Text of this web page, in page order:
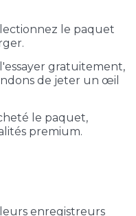
le paquet
gratuitement,
de jeter un œil
le paquet,
premium.
enregistreurs